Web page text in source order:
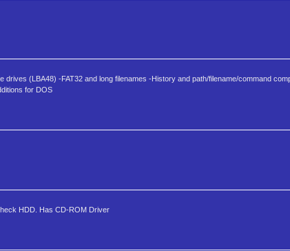
(LBA48) -FAT32 and long filenames -History and path/filename/command
for DOS
HDD. Has CD-ROM Driver